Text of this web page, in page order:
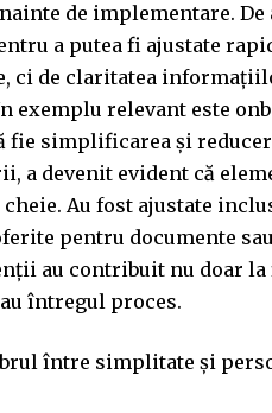
de implementare.
a putea fi ajustate
ci de claritatea
exemplu relevant este
fie simplificarea și
devenit evident că
Au fost ajustate
pentru documente
au contribuit nu doar
întregul proces.
între simplitate și